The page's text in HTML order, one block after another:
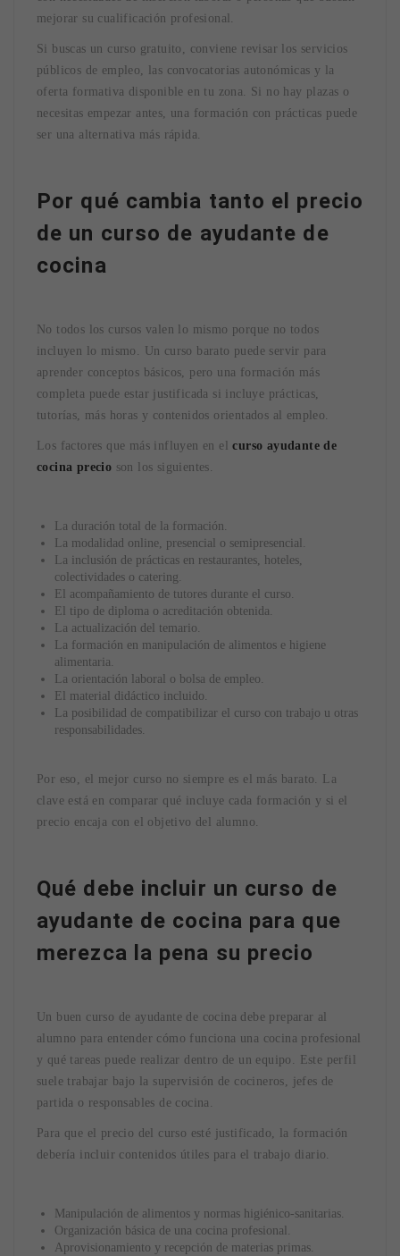
mejorar su cualificación profesional.
Si buscas un curso gratuito, conviene revisar los servicios
públicos de empleo, las convocatorias autonómicas y la
oferta formativa disponible en tu zona. Si no hay plazas o
necesitas empezar antes, una formación con prácticas puede
ser una alternativa más rápida.
Por qué cambia tanto el precio
de un curso de ayudante de
cocina
No todos los cursos valen lo mismo porque no todos
incluyen lo mismo. Un curso barato puede servir para
aprender conceptos básicos, pero una formación más
completa puede estar justificada si incluye prácticas,
tutorías, más horas y contenidos orientados al empleo.
Los factores que más influyen en elcurso ayudante de
cocina precio son los siguientes.
La duración total de la formación.
La modalidad online, presencial o semipresencial.
La inclusión de prácticas en restaurantes, hoteles,
colectividades o catering.
El acompañamiento de tutores durante el curso.
El tipo de diploma o acreditación obtenida.
La actualización del temario.
La formación en manipulación de alimentos e higiene
alimentaria.
La orientación laboral o bolsa de empleo.
El material didáctico incluido.
La posibilidad de compatibilizar el curso con trabajo u otras
responsabilidades.
Por eso, el mejor curso no siempre es el más barato. La
clave está en comparar qué incluye cada formación y si el
precio encaja con el objetivo del alumno.
Qué debe incluir un curso de
ayudante de cocina para que
merezca la pena su precio
Un buen curso de ayudante de cocina debe preparar al
alumno para entender cómo funciona una cocina profesional
y qué tareas puede realizar dentro de un equipo. Este perfil
suele trabajar bajo la supervisión de cocineros, jefes de
partida o responsables de cocina.
Para que el precio del curso esté justificado, la formación
debería incluir contenidos útiles para el trabajo diario.
Manipulación de alimentos y normas higiénico-sanitarias.
Organización básica de una cocina profesional.
Aprovisionamiento y recepción de materias primas.